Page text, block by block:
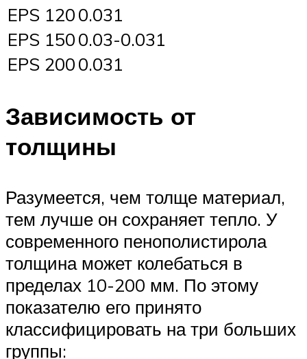
EPS 1200.031
EPS 1500.03-0.031
EPS 2000.031
Зависимость от
толщины
Разумеется, чем толще материал,
тем лучше он сохраняет тепло. У
современного пенополистирола
толщина может колебаться в
пределах 10-200 мм. По этому
показателю его принято
классифицировать на три больших
группы: